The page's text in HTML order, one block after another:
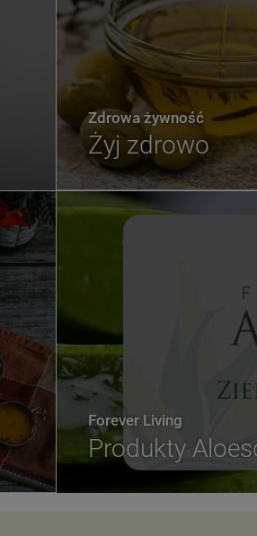
Zdrowa żywność
Żyj zdrowo
Forever Living
Produkty